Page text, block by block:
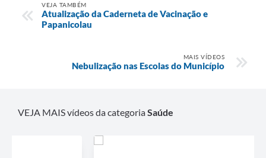
e-SIC
VEJA TAMBÉM
Atualização da Caderneta de Vacinação e
Papanicolau
MAIS VÍDEOS
Nebulização nas Escolas do Município
VEJA MAIS vídeos da categoriaSaúde